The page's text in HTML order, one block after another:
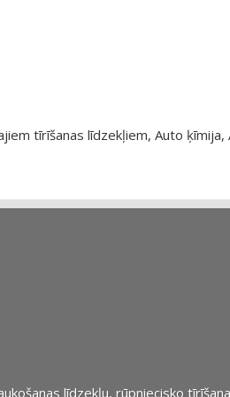
tīrīšanas līdzekļiem, Auto
līdzekļu, rūpniecisko